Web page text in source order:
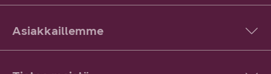
Asiakkaillemme